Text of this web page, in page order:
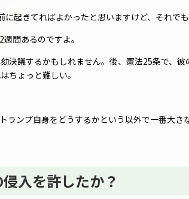
に起きてればよかったと思いますけど、それで
間あるのですよ。
決議するかもしれません。後、憲法25条で、
ちょっと難しい。
ランプ自身をどうするかという以外で一番大き
入を許したか？